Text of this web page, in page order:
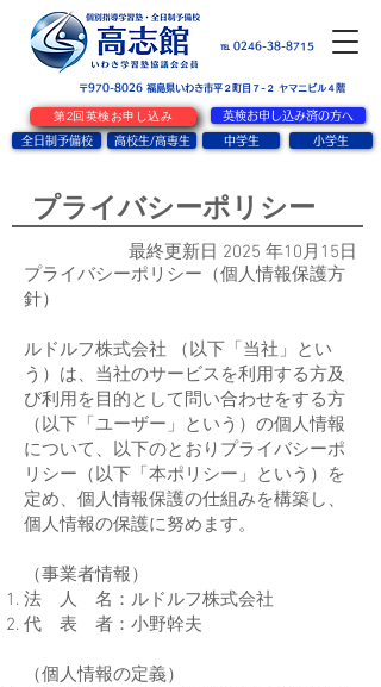
℡ 0246-38-8715
〒970-8026 ​福島県いわき市平２町目７-２ ヤマニビル４階
全日制予備校 高校生/高専生 中学生 小学生
英検お申し込み済の方へ
第2回英検お申し込み
プライバシーポリシー
最終更新日 2025 年10月15日
プライバシーポリシー（個人情報保護方
針）
ルドルフ株式会社 （以下「当社」とい
う）は、当社のサービスを利用する方及
び利用を目的として問い合わせをする方
（以下「ユーザー」という）の個人情報
について、以下のとおりプライバシーポ
リシー（以下「本ポリシー」という）を
定め、個人情報保護の仕組みを構築し、
個人情報の保護に努めます。
（事業者情報）
法 人 名：ルドルフ株式会社
代 表 者：小野幹夫
（個人情報の定義）